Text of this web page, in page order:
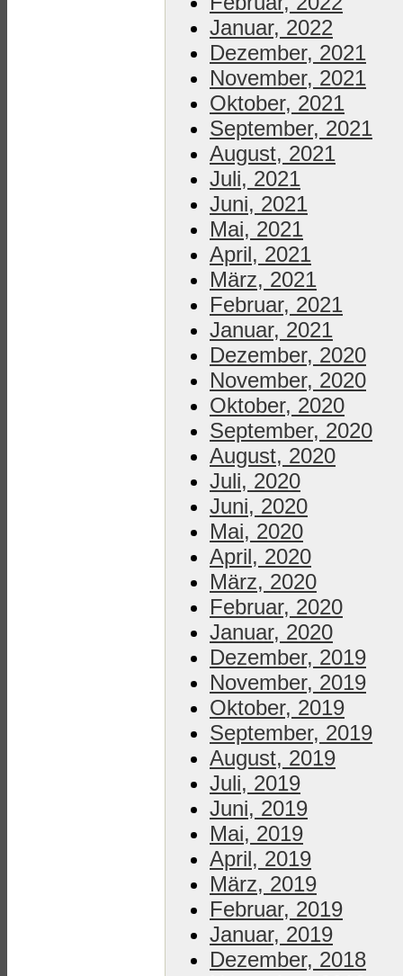
Januar, 2022
Dezember, 2021
November, 2021
Oktober, 2021
September, 2021
August, 2021
Juli, 2021
Juni, 2021
Mai, 2021
April, 2021
März, 2021
Februar, 2021
Januar, 2021
Dezember, 2020
November, 2020
Oktober, 2020
September, 2020
August, 2020
Juli, 2020
Juni, 2020
Mai, 2020
April, 2020
März, 2020
Februar, 2020
Januar, 2020
Dezember, 2019
November, 2019
Oktober, 2019
September, 2019
August, 2019
Juli, 2019
Juni, 2019
Mai, 2019
April, 2019
März, 2019
Februar, 2019
Januar, 2019
Dezember, 2018